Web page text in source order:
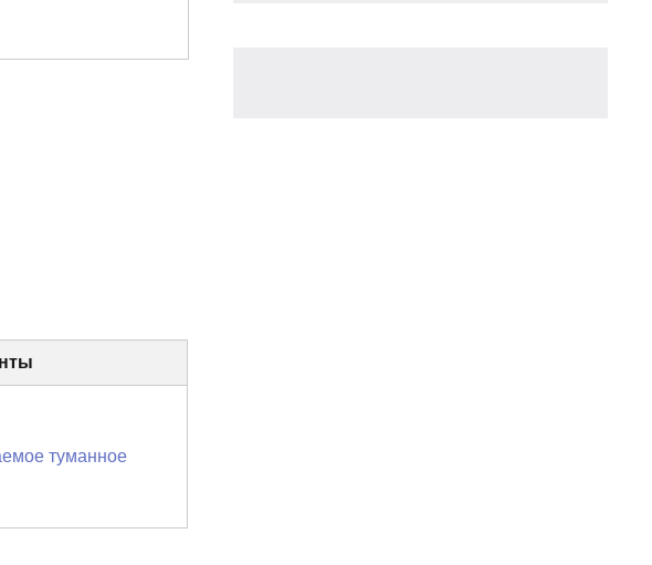
туманное